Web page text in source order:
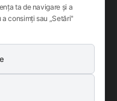
ta de navigare și a
consimți sau „Setări"